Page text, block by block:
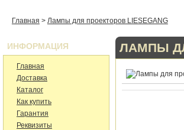
Главная > Лампы для проекторов LIESEGANG
ИНФОРМАЦИЯ
Главная
Доставка
Каталог
Как купить
Гарантия
Реквизиты
ЛАМПЫ